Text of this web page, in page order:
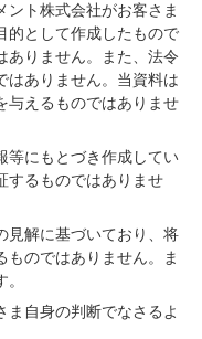
ント株式会社がお客さま
的として作成したもので
ありません。また、法令
はありません。当資料は
与えるものではありませ
等にもとづき作成してい
するものではありませ
見解に基づいており、将
ものではありません。ま
ま自身の判断でなさるよ